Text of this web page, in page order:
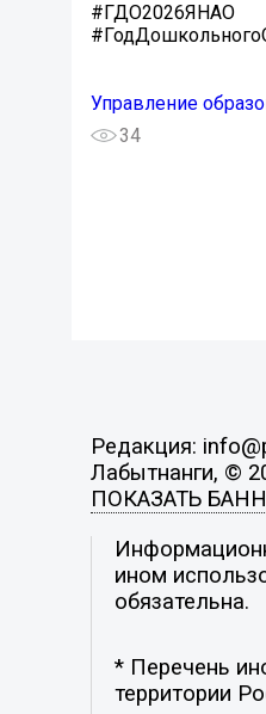
#ГДО2026ЯНАО
Управление
34
Редакция:
Лабытнанги, ©
ПОКАЗАТЬ
ином
обязательна.
* Перечень
территории